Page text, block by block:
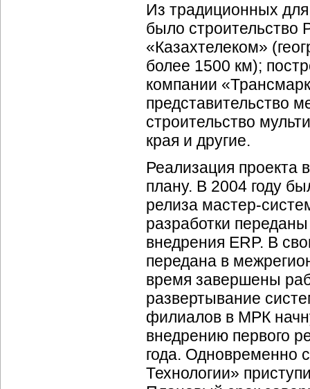
Из традиционных
было строительство
«Казахтелеком»
более 1500 км);
компании
представительство
строительство
края и другие.
Реализация проекта
плану. В 2004 году
релиза мастер-
разработки
внедрения ERP. В
передана в
время завершены
развертывание
филиалов в МРК
внедрению первого
года. Одновременно
Технологии»